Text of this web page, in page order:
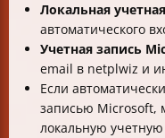
Локальная
автоматического
Учетная запись
email в netplwiz и
Если
записью Microsoft,
локальную учетную